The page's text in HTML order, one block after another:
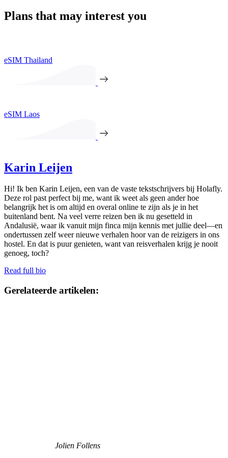
Plans that may interest you
eSIM Thailand
eSIM Laos
Karin Leijen
Hi! Ik ben Karin Leijen, een van de vaste tekstschrijvers bij Holafly.
Deze rol past perfect bij me, want ik weet als geen ander hoe
belangrijk het is om altijd en overal online te zijn als je in het
buitenland bent. Na veel verre reizen ben ik nu gesetteld in
Andalusië, waar ik vanuit mijn finca mijn kennis met jullie deel—en
ondertussen zelf weer nieuwe verhalen hoor van de reizigers in ons
hostel. En dat is puur genieten, want van reisverhalen krijg je nooit
genoeg, toch?
Read full bio
Gerelateerde artikelen:
Jolien Follens